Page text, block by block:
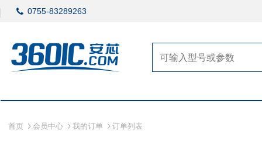
0755-83289263
首页 会员中心 我的订单 订单列表